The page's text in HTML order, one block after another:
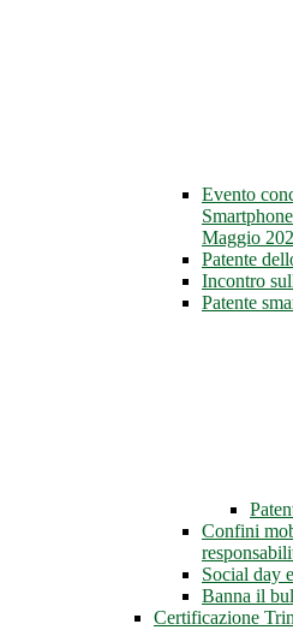
Evento
Maggio
Patente
Incontro
Patente
Confini
Social day
Banna il
Certificazione